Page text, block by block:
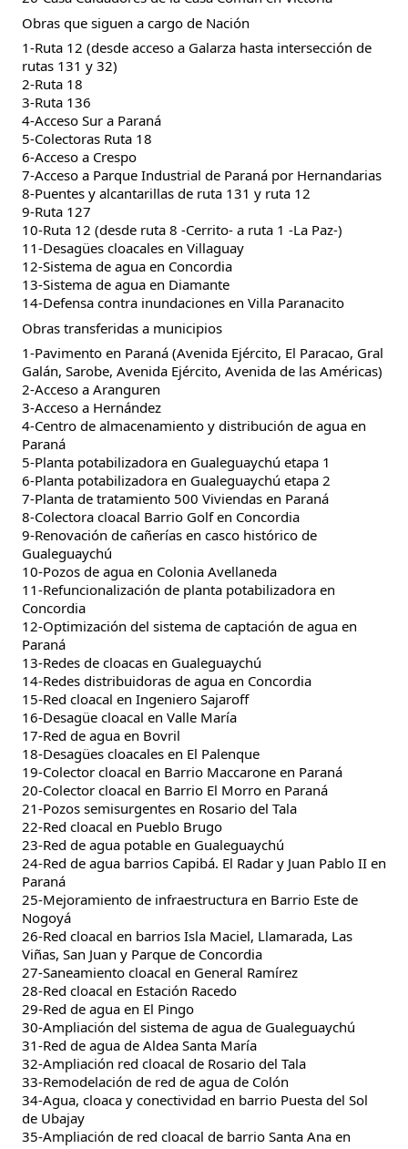
Obras que siguen a cargo de Nación
1-Ruta 12 (desde acceso a Galarza hasta intersección de
rutas 131 y 32)
2-Ruta 18
3-Ruta 136
4-Acceso Sur a Paraná
5-Colectoras Ruta 18
6-Acceso a Crespo
7-Acceso a Parque Industrial de Paraná por Hernandarias
8-Puentes y alcantarillas de ruta 131 y ruta 12
9-Ruta 127
10-Ruta 12 (desde ruta 8 -Cerrito- a ruta 1 -La Paz-)
11-Desagües cloacales en Villaguay
12-Sistema de agua en Concordia
13-Sistema de agua en Diamante
14-Defensa contra inundaciones en Villa Paranacito
Obras transferidas a municipios
1-Pavimento en Paraná (Avenida Ejército, El Paracao, Gral
Galán, Sarobe, Avenida Ejército, Avenida de las Américas)
2-Acceso a Aranguren
3-Acceso a Hernández
4-Centro de almacenamiento y distribución de agua en
Paraná
5-Planta potabilizadora en Gualeguaychú etapa 1
6-Planta potabilizadora en Gualeguaychú etapa 2
7-Planta de tratamiento 500 Viviendas en Paraná
8-Colectora cloacal Barrio Golf en Concordia
9-Renovación de cañerías en casco histórico de
Gualeguaychú
10-Pozos de agua en Colonia Avellaneda
11-Refuncionalización de planta potabilizadora en
Concordia
12-Optimización del sistema de captación de agua en
Paraná
13-Redes de cloacas en Gualeguaychú
14-Redes distribuidoras de agua en Concordia
15-Red cloacal en Ingeniero Sajaroff
16-Desagüe cloacal en Valle María
17-Red de agua en Bovril
18-Desagües cloacales en El Palenque
19-Colector cloacal en Barrio Maccarone en Paraná
20-Colector cloacal en Barrio El Morro en Paraná
21-Pozos semisurgentes en Rosario del Tala
22-Red cloacal en Pueblo Brugo
23-Red de agua potable en Gualeguaychú
24-Red de agua barrios Capibá. El Radar y Juan Pablo II en
Paraná
25-Mejoramiento de infraestructura en Barrio Este de
Nogoyá
26-Red cloacal en barrios Isla Maciel, Llamarada, Las
Viñas, San Juan y Parque de Concordia
27-Saneamiento cloacal en General Ramírez
28-Red cloacal en Estación Racedo
29-Red de agua en El Pingo
30-Ampliación del sistema de agua de Gualeguaychú
31-Red de agua de Aldea Santa María
32-Ampliación red cloacal de Rosario del Tala
33-Remodelación de red de agua de Colón
34-Agua, cloaca y conectividad en barrio Puesta del Sol
de Ubajay
35-Ampliación de red cloacal de barrio Santa Ana en